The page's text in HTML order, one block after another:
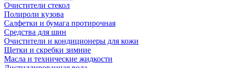
Очистители стекол
Полироли кузова
Салфетки и бумага протирочная
Средства для шин
Очистители и кондиционеры для кожи
Щетки и скребки зимние
Масла и технические жидкости